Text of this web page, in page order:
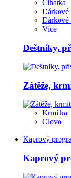
Čihátka
Dárkové
Dárkové
Více
Deštníky,
Zátěže,
Krmítka
Olovo
+
Kaprový
Kaprový